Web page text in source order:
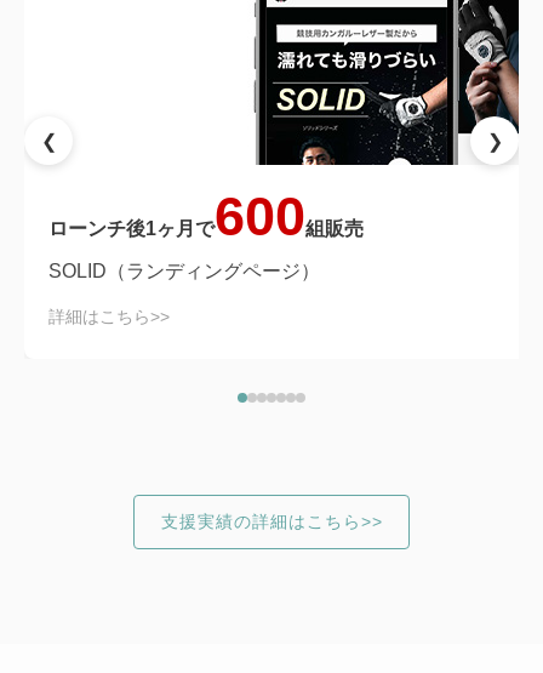
ローンチ後1ヶ月で600組販売
SOLID（ランディングページ）
詳細はこちら>>
❮ ❯
支援実績の詳細はこちら>>